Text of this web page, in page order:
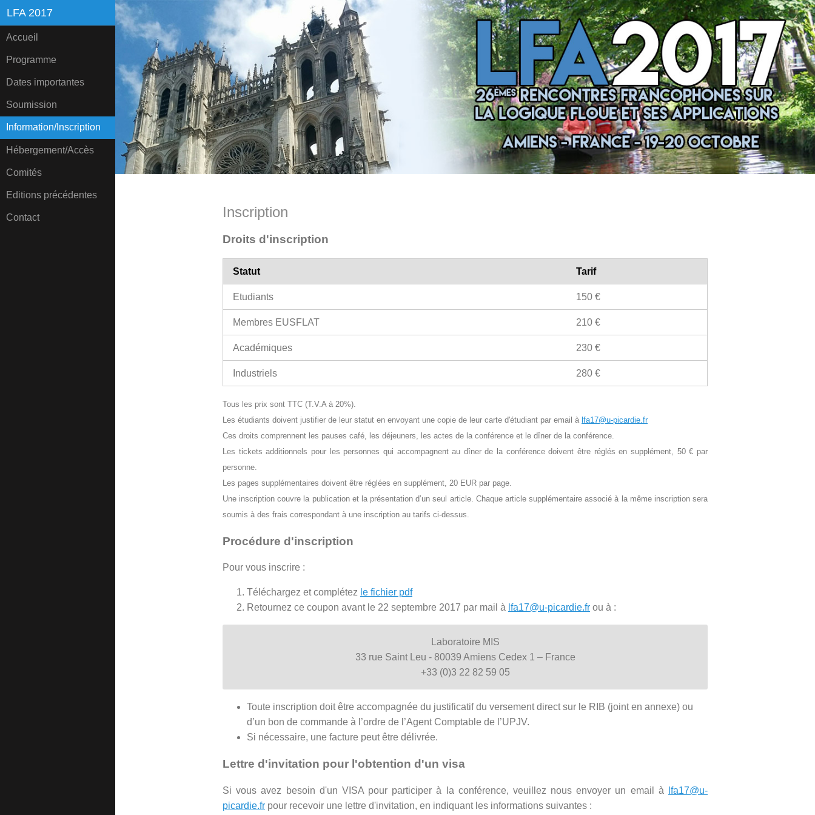
LFA 2017
Accueil
Programme
Dates importantes
Soumission
Information/Inscription
Hébergement/Accès
Comités
Editions précédentes
Contact Inscription
Droits d'inscription
Statut Tarif
Etudiants 150 €
Membres EUSFLAT 210 €
Académiques 230 €
Industriels 280 €
Tous les prix sont TTC (T.V.A à 20%).
Les étudiants doivent justifier de leur statut en envoyant une copie de leur carte d'étudiant par email à lfa17@u-picardie.fr
Ces droits comprennent les pauses café, les déjeuners, les actes de la conférence et le dîner de la conférence.
Les tickets additionnels pour les personnes qui accompagnent au dîner de la conférence doivent être réglés en supplément, 50 € par
personne.
Les pages supplémentaires doivent être réglées en supplément, 20 EUR par page.
Une inscription couvre la publication et la présentation d’un seul article. Chaque article supplémentaire associé à la même inscription sera
soumis à des frais correspondant à une inscription au tarifs ci-dessus.
Procédure d'inscription
Pour vous inscrire :
Téléchargez et complétez le fichier pdf
Retournez ce coupon avant le 22 septembre 2017 par mail à lfa17@u-picardie.fr ou à :
Laboratoire MIS
33 rue Saint Leu - 80039 Amiens Cedex 1 – France
+33 (0)3 22 82 59 05
Toute inscription doit être accompagnée du justificatif du versement direct sur le RIB (joint en annexe) ou
d’un bon de commande à l’ordre de l’Agent Comptable de l’UPJV.
Si nécessaire, une facture peut être délivrée.
Lettre d'invitation pour l'obtention d'un visa
Si vous avez besoin d'un VISA pour participer à la conférence, veuillez nous envoyer un email à
lfa17@u-
picardie.fr pour recevoir une lettre d'invitation, en indiquant les informations suivantes :